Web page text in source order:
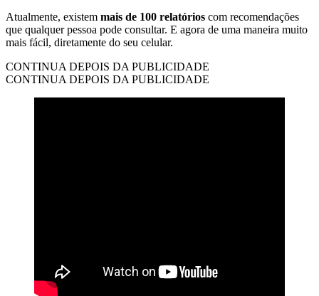
Atualmente, existem mais de 100 relatórios com recomendações
que qualquer pessoa pode consultar. E agora de uma maneira muito
mais fácil, diretamente do seu celular.
CONTINUA DEPOIS DA PUBLICIDADE
CONTINUA DEPOIS DA PUBLICIDADE